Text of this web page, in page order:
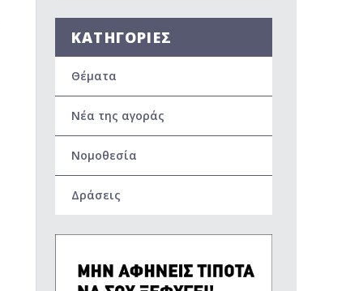
ΚΑΤΗΓΟΡΙΕΣ
Θέματα
Νέα της αγοράς
Νομοθεσία
Δράσεις